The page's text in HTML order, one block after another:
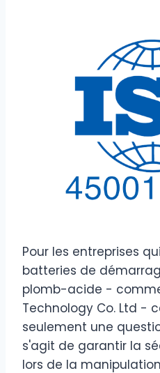
Pour les entreprises
batteries de
plomb-acide -
Technology Co. Ltd -
seulement une
s'agit de garantir la
lors de la